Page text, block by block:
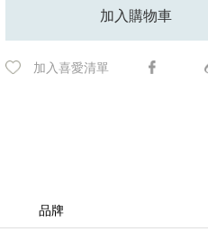
加入購物車
加入喜愛清單
品牌